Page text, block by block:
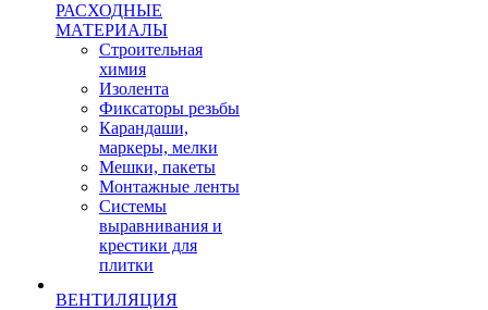
РАСХОДНЫЕ
МАТЕРИАЛЫ
Строительная
химия
Изолента
Фиксаторы резьбы
Карандаши,
маркеры, мелки
Мешки, пакеты
Монтажные ленты
Системы
выравнивания и
крестики для
плитки
ВЕНТИЛЯЦИЯ